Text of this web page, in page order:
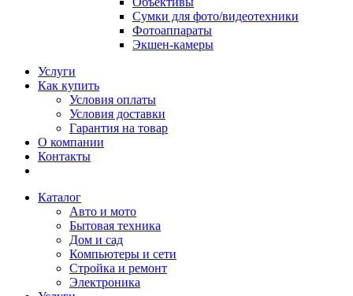
Сумки для фото/видеотехники
Фотоаппараты
Экшен-камеры
Услуги
Как купить
Условия оплаты
Условия доставки
Гарантия на товар
О компании
Контакты
Каталог
Авто и мото
Бытовая техника
Дом и сад
Компьютеры и сети
Стройка и ремонт
Электроника